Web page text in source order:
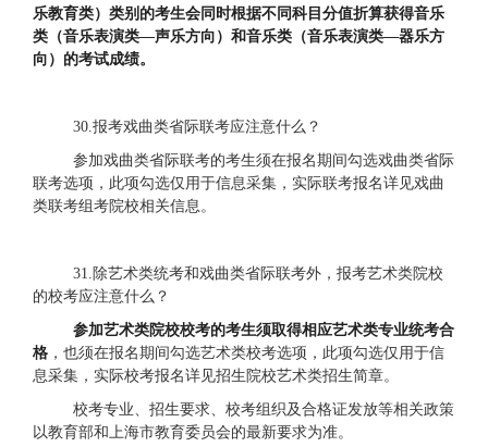
乐教育类）类别的考生会同时根据不同科目分值折算获得音乐
类（音乐表演类—声乐方向）和音乐类（音乐表演类—器乐方
向）的考试成绩。
30.报考戏曲类省际联考应注意什么？
参加戏曲类省际联考的考生须在报名期间勾选戏曲类省际
联考选项，此项勾选仅用于信息采集，实际联考报名详见戏曲
类联考组考院校相关信息。
31.除艺术类统考和戏曲类省际联考外，报考艺术类院校
的校考应注意什么？
参加艺术类院校校考的考生须取得相应艺术类专业统考合
格 ，也须在报名期间勾选艺术类校考选项，此项勾选仅用于信
息采集，实际校考报名详见招生院校艺术类招生简章。
校考专业、招生要求、校考组织及合格证发放等相关政策
以教育部和上海市教育委员会的最新要求为准。